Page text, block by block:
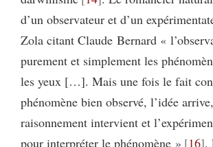
d’un observateur et d’un
Zola citant Claude Bernard «
purement et simplement les
les yeux […]. Mais une fois le fait
phénomène bien observé, l’idée
raisonnement intervient et
pour interpréter le phénomène » 16 .